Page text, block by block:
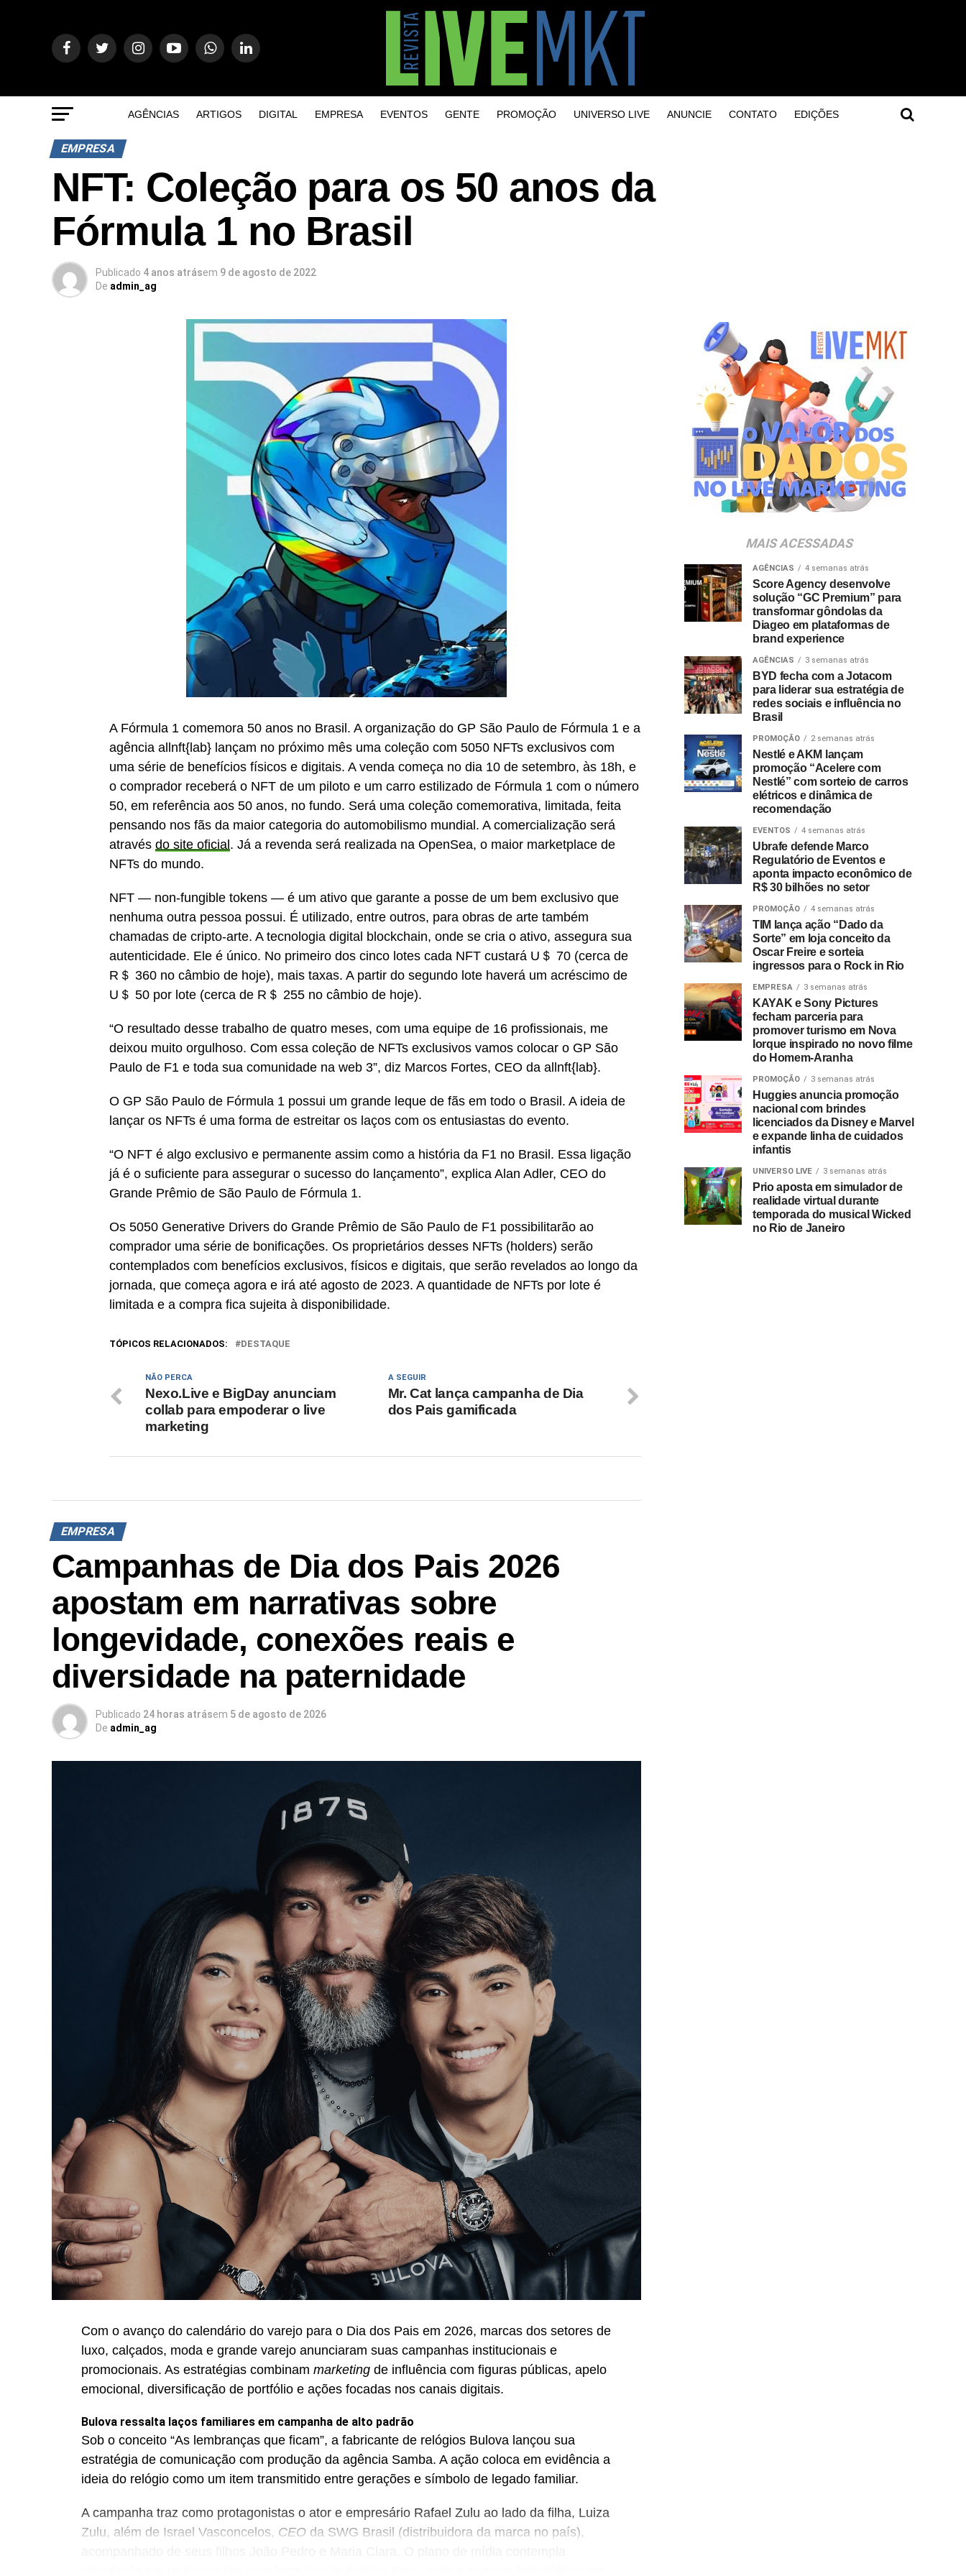
AGÊNCIAS ARTIGOS DIGITAL EMPRESA EVENTOS GENTE PROMOÇÃO UNIVERSO LIVE ANUNCIE CONTATO EDIÇÕES
EMPRESA
NFT: Coleção para os 50 anos da
Fórmula 1 no Brasil
Publicado 4 anos atrásem 9 de agosto de 2022
De admin_ag
A Fórmula 1 comemora 50 anos no Brasil. A organização do GP São Paulo de Fórmula 1 e a
agência allnft{lab} lançam no próximo mês uma coleção com 5050 NFTs exclusivos com
uma série de benefícios físicos e digitais. A venda começa no dia 10 de setembro, às 18h, e
o comprador receberá o NFT de um piloto e um carro estilizado de Fórmula 1 com o número
50, em referência aos 50 anos, no fundo. Será uma coleção comemorativa, limitada, feita
pensando nos fãs da maior categoria do automobilismo mundial. A comercialização será
através do site oficial . Já a revenda será realizada na OpenSea, o maior marketplace de
NFTs do mundo.
NFT — non-fungible tokens — é um ativo que garante a posse de um bem exclusivo que
nenhuma outra pessoa possui. É utilizado, entre outros, para obras de arte também
chamadas de cripto-arte. A tecnologia digital blockchain, onde se cria o ativo, assegura sua
autenticidade. Ele é único. No primeiro dos cinco lotes cada NFT custará U＄ 70 (cerca de
R＄ 360 no câmbio de hoje), mais taxas. A partir do segundo lote haverá um acréscimo de
U＄ 50 por lote (cerca de R＄ 255 no câmbio de hoje).
“O resultado desse trabalho de quatro meses, com uma equipe de 16 profissionais, me
deixou muito orgulhoso. Com essa coleção de NFTs exclusivos vamos colocar o GP São
Paulo de F1 e toda sua comunidade na web 3”, diz Marcos Fortes, CEO da allnft{lab}.
O GP São Paulo de Fórmula 1 possui um grande leque de fãs em todo o Brasil. A ideia de
lançar os NFTs é uma forma de estreitar os laços com os entusiastas do evento.
“O NFT é algo exclusivo e permanente assim como a história da F1 no Brasil. Essa ligação
já é o suficiente para assegurar o sucesso do lançamento”, explica Alan Adler, CEO do
Grande Prêmio de São Paulo de Fórmula 1.
Os 5050 Generative Drivers do Grande Prêmio de São Paulo de F1 possibilitarão ao
comprador uma série de bonificações. Os proprietários desses NFTs (holders) serão
contemplados com benefícios exclusivos, físicos e digitais, que serão revelados ao longo da
jornada, que começa agora e irá até agosto de 2023. A quantidade de NFTs por lote é
limitada e a compra fica sujeita à disponibilidade.
TÓPICOS RELACIONADOS: DESTAQUE
A SEGUIR
Mr. Cat lança campanha de Dia
dos Pais gamificada
NÃO PERCA
Nexo.Live e BigDay anunciam
collab para empoderar o live
marketing
EMPRESA
Campanhas de Dia dos Pais 2026
apostam em narrativas sobre
longevidade, conexões reais e
diversidade na paternidade
Publicado 24 horas atrásem 5 de agosto de 2026
De admin_ag
Com o avanço do calendário do varejo para o Dia dos Pais em 2026, marcas dos setores de
luxo, calçados, moda e grande varejo anunciaram suas campanhas institucionais e
promocionais. As estratégias combinam marketing de influência com figuras públicas, apelo
emocional, diversificação de portfólio e ações focadas nos canais digitais.
Bulova ressalta laços familiares em campanha de alto padrão
Sob o conceito “As lembranças que ficam”, a fabricante de relógios Bulova lançou sua
estratégia de comunicação com produção da agência Samba. A ação coloca em evidência a
ideia do relógio como um item transmitido entre gerações e símbolo de legado familiar.
A campanha traz como protagonistas o ator e empresário Rafael Zulu ao lado da filha, Luiza
Zulu, além de Israel Vasconcelos, CEO da SWG Brasil (distribuidora da marca no país),
MAIS ACESSADAS
AGÊNCIAS 4 semanas atrás
Score Agency desenvolve
solução “GC Premium” para
transformar gôndolas da
Diageo em plataformas de
brand experience
AGÊNCIAS 3 semanas atrás
BYD fecha com a Jotacom
para liderar sua estratégia de
redes sociais e influência no
Brasil
PROMOÇÃO 2 semanas atrás
Nestlé e AKM lançam
promoção “Acelere com
Nestlé” com sorteio de carros
elétricos e dinâmica de
recomendação
EVENTOS 4 semanas atrás
Ubrafe defende Marco
Regulatório de Eventos e
aponta impacto econômico de
R$ 30 bilhões no setor
PROMOÇÃO 4 semanas atrás
TIM lança ação “Dado da
Sorte” em loja conceito da
Oscar Freire e sorteia
ingressos para o Rock in Rio
EMPRESA 3 semanas atrás
KAYAK e Sony Pictures
fecham parceria para
promover turismo em Nova
Iorque inspirado no novo filme
do Homem-Aranha
PROMOÇÃO 3 semanas atrás
Huggies anuncia promoção
nacional com brindes
licenciados da Disney e Marvel
e expande linha de cuidados
infantis
UNIVERSO LIVE 3 semanas atrás
Prio aposta em simulador de
realidade virtual durante
temporada do musical Wicked
no Rio de Janeiro